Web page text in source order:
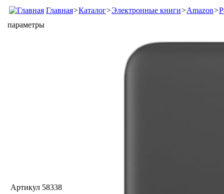
Главная>Каталог>Электронные книги>Amazon>
параметры
Артикул 58338